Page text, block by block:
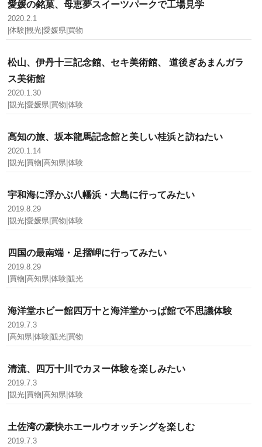
愛媛の銘菓、母恵夢スイーツパークで工場見学
2020.2.1
|体験|観光|愛媛県|買物
松山、伊丹十三記念館、セキ美術館、 道後ぎあまんガラ
ス美術館
2020.1.30
|観光|愛媛県|買物|体験
高知の旅、坂本龍馬記念館と美しい桂浜と訪ねたい
2020.1.14
|観光|買物|高知県|体験
宇和海に浮かぶ八幡浜・大島に行ってみたい
2019.8.29
|観光|愛媛県|買物|体験
四国の最南端・足摺岬に行ってみたい
2019.8.29
|買物|高知県|体験|観光
海洋堂ホビー館四万十と海洋堂かっぱ館で不思議体験
2019.7.3
|高知県|体験|観光|買物
清流、四万十川でカヌー体験を楽しみたい
2019.7.3
|観光|買物|高知県|体験
土佐湾の豪快ホエールウオッチングを楽しむ
2019.7.3